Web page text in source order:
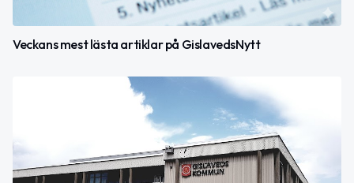
Veckans mest lästa artiklar på GislavedsNytt